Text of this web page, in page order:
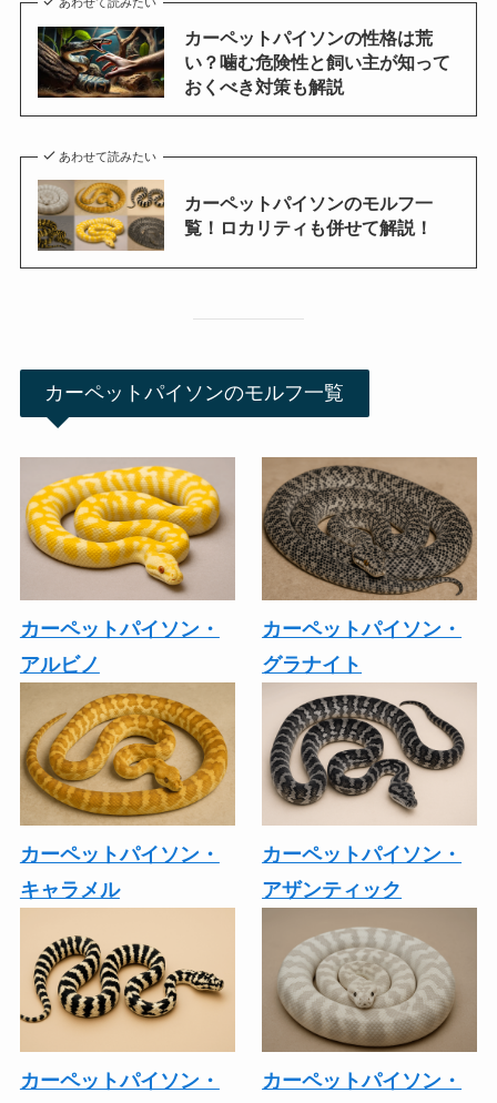
あわせて読みたい
カーペットパイソンの性格は荒
い？噛む危険性と飼い主が知って
おくべき対策も解説
あわせて読みたい
カーペットパイソンのモルフ一
覧！ロカリティも併せて解説！
カーペットパイソンのモルフ一覧
カーペットパイソン・
アルビノ
カーペットパイソン・
グラナイト
カーペットパイソン・
キャラメル
カーペットパイソン・
アザンティック
カーペットパイソン・
カーペットパイソン・